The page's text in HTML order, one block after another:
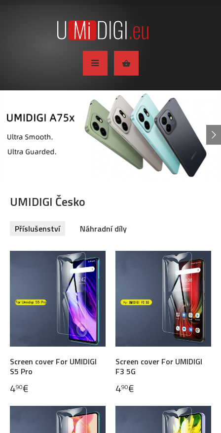
UMIDIGI Česko
Příslušenství Náhradní díly
Screen cover For UMIDIGI
S5 Pro
490€
Screen cover For UMIDIGI
F3 5G
490€